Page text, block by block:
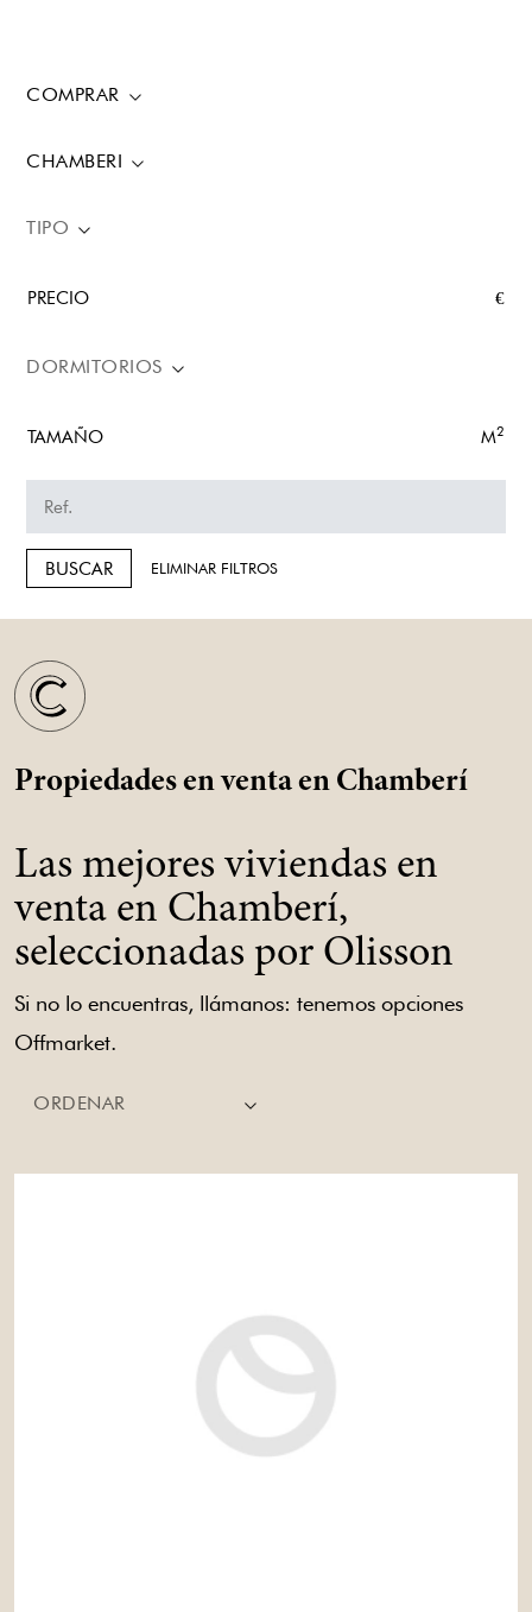
COMPRAR
CHAMBERI
TIPO
PRECIO €
DORMITORIOS
TAMAÑO M2
BUSCAR ELIMINAR FILTROS
Propiedades en venta en Chamberí
Las mejores viviendas en
venta en Chamberí,
seleccionadas por Olisson
Si no lo encuentras, llámanos: tenemos opciones
Offmarket.
ORDENAR